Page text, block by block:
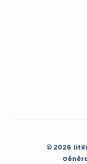
© 2026